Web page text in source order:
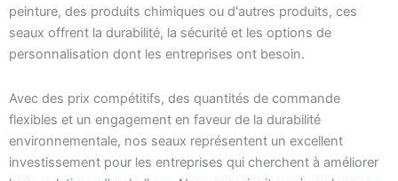
peinture, des produits chimiques ou d'autres produits, ces
seaux offrent la durabilité, la sécurité et les options de
personnalisation dont les entreprises ont besoin.
Avec des prix compétitifs, des quantités de commande
flexibles et un engagement en faveur de la durabilité
environnementale, nos seaux représentent un excellent
investissement pour les entreprises qui cherchent à améliorer